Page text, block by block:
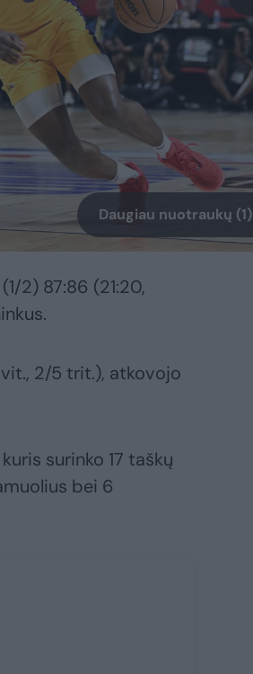
Daugiau nuotraukų (1)
2) 87:86 (21:20,
2/5 trit.), atkovojo
surinko 17 taškų
bei 6